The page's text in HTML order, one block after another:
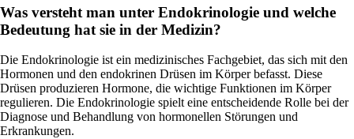
Was versteht man unter Endokrinologie und welche
Bedeutung hat sie in der Medizin?
Die Endokrinologie ist ein medizinisches Fachgebiet, das sich mit den
Hormonen und den endokrinen Drüsen im Körper befasst. Diese
Drüsen produzieren Hormone, die wichtige Funktionen im Körper
regulieren. Die Endokrinologie spielt eine entscheidende Rolle bei der
Diagnose und Behandlung von hormonellen Störungen und
Erkrankungen.